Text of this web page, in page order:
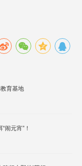
育基地
闹元宵”！